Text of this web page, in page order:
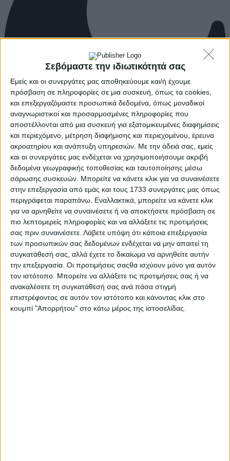
Σεβόμαστε την ιδιωτικότητά σας
Εμείς και οι συνεργάτες μας αποθηκεύουμε και/ή έχουμε
πρόσβαση σε πληροφορίες σε μια συσκευή, όπως τα cookies,
και επεξεργαζόμαστε προσωπικά δεδομένα, όπως μοναδικοί
αναγνωριστικοί και προσαρμοσμένες πληροφορίες που
αποστέλλονται από μια συσκευή για εξατομικευμένες διαφημίσεις
και περιεχόμενο, μέτρηση διαφήμισης και περιεχομένου, έρευνα
ακροατηρίου και ανάπτυξη υπηρεσιών. Με την άδειά σας, εμείς
και οι συνεργάτες μας ενδέχεται να χρησιμοποιήσουμε ακριβή
δεδομένα γεωγραφικής τοποθεσίας και ταυτοποίησης μέσω
σάρωσης συσκευών. Μπορείτε να κάνετε κλικ για να συναινέσετε
στην επεξεργασία από εμάς και τους 1733 συνεργάτες μας όπως
περιγράφεται παραπάνω. Εναλλακτικά, μπορείτε να κάνετε κλικ
για να αρνηθείτε να συναινέσετε ή να αποκτήσετε πρόσβαση σε
πιο λεπτομερείς πληροφορίες και να αλλάξετε τις προτιμήσεις
σας πριν συναινέσετε. Λάβετε υπόψη ότι κάποια επεξεργασία
των προσωπικών σας δεδομένων ενδέχεται να μην απαιτεί τη
συγκατάθεσή σας, αλλά έχετε το δικαίωμα να αρνηθείτε αυτήν
την επεξεργασία. Οι προτιμήσεις σαςθα ισχύουν μόνο για αυτόν
τον ιστότοπο. Μπορείτε να αλλάξετε τις προτιμήσεις σας ή να
ανακαλέσετε τη συγκατάθεσή σας ανά πάσα στιγμή
επιστρέφοντας σε αυτόν τον ιστότοπο και κάνοντας κλικ στο
κουμπί "Απορρήτου" στο κάτω μέρος της ιστοσελίδας.